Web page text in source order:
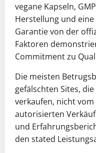
vegane Kapseln,
Herstellung und
Garantie von der
Faktoren
Commitment zu
Die meisten
gefälschten Sites,
verkaufen, nicht
autorisierten
und
den stated